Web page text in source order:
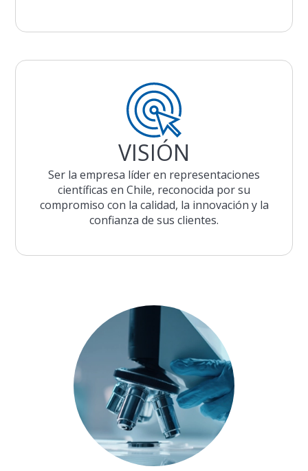
VISIÓN
Ser la empresa líder en representaciones
científicas en Chile, reconocida por su
compromiso con la calidad, la innovación y la
confianza de sus clientes.